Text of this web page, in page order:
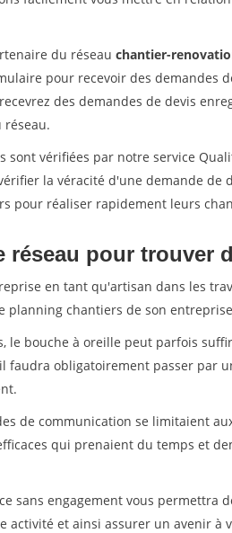
du réseau chantier-
pour recevoir des demandes
des demandes de devis
réseau.
sont vérifiées par notre service
la véracité d'une demande de
pour réaliser rapidement leurs
réseau pour trouver
en tant qu'artisan dans les
planning chantiers de son
le bouche à oreille peut parfois
faudra obligatoirement passer par
de communication se limitaient
qui prenaient du temps et
sans engagement vous permettra
activité et ainsi assurer un avenir à